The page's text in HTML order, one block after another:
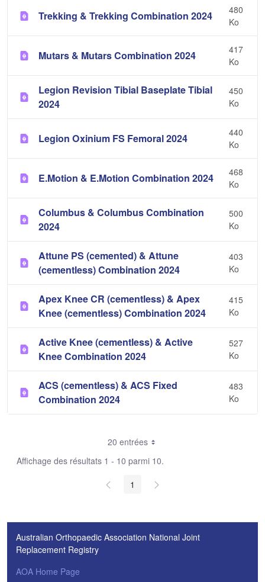
Trekking & Trekking Combination 2024
480
Ko
Mutars & Mutars Combination 2024
417
Ko
Legion Revision Tibial Baseplate Tibial
2024
450
Ko
Legion Oxinium FS Femoral 2024
440
Ko
E.Motion & E.Motion Combination 2024
468
Ko
Columbus & Columbus Combination
2024
500
Ko
Attune PS (cemented) & Attune
(cementless) Combination 2024
403
Ko
Apex Knee CR (cementless) & Apex
Knee (cementless) Combination 2024
415
Ko
Active Knee (cementless) & Active
Knee Combination 2024
527
Ko
ACS (cementless) & ACS Fixed
Combination 2024
483
Ko
20 entrées
Affichage des résultats 1 - 10 parmi 10.
1
Australian Orthopaedic Association National Joint
Replacement Registry
AOA Home Page